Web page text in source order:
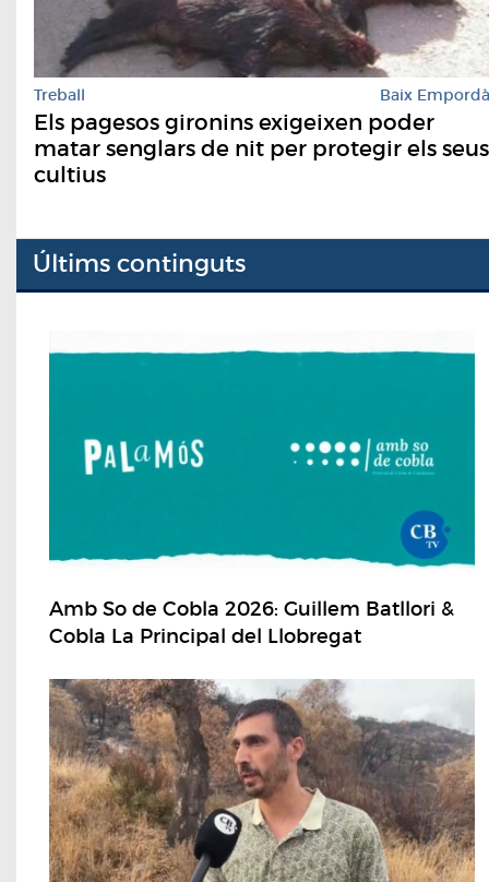
Treball Baix Empordà
Els pagesos gironins exigeixen poder
matar senglars de nit per protegir els seus
cultius
Últims continguts
Amb So de Cobla 2026: Guillem Batllori &
Cobla La Principal del Llobregat